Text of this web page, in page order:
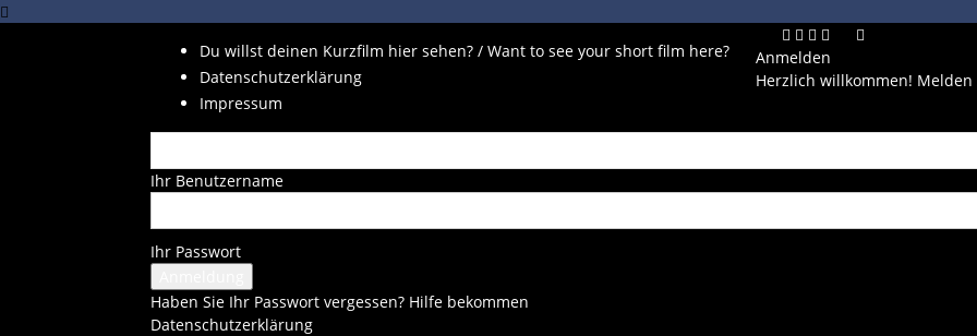
Du willst deinen Kurzfilm hier sehen? / Want to see your short film here?
Datenschutzerklärung
Impressum
Anmelden
Herzlich willkommen! Melden
Ihr Benutzername
Ihr Passwort
Haben Sie Ihr Passwort vergessen? Hilfe bekommen
Datenschutzerklärung